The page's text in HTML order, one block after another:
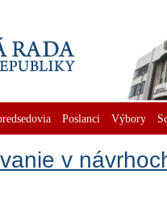
Poslanci Výbory
v